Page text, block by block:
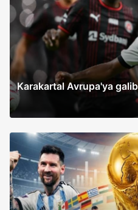
Karakartal Avrupa'ya